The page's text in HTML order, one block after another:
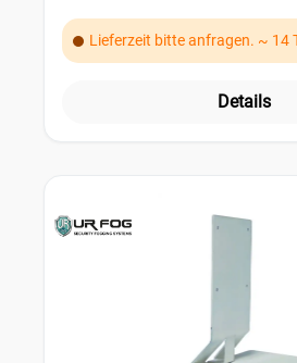
Lieferzeit bitte anfragen. ~ 14
Details